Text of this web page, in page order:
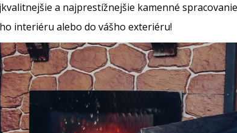
a najprestížnejšie kamenné
interiéru alebo do vášho exteriéru!